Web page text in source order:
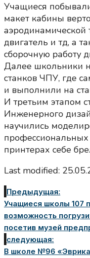
Учащиеся
макет кабины
аэродинамической
двигатель и тд, а
сборочную работу
Далее школьники
станков ЧПУ, где
и выполнили на
И третьим этапом
Инженерного
научились
принтерах себе
Last modified:
Предыдущая:
Учащиеся школы 107
возможность
посетив музей
следующая:
В школе №96